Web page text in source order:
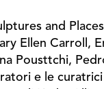
and
Ellen Carroll,
Pousttchi,
e le